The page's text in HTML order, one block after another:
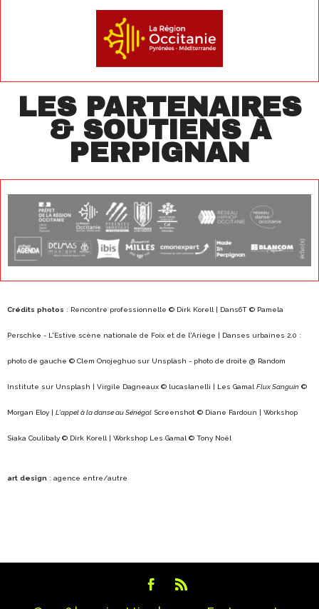
LES PARTENAIRES
& SOUTIENS À
PERPIGNAN
Crédits photos : Rencontre professionnelle © Dirk Korell | Dans6T © Pamela
Perschke - L'Estive scène nationale de Foix et de l'Ariège | Danses urbaines 2.0 :
photo de gauche © Clem Onojeghuo sur Unsplash - photo de droite @ Random
Institute sur Unsplash | Virgile Dagneaux © lucasIanelli | Les GamalFlux Sanguin ©
Morgan Eloy | L'appel à la danse au Sénégal Screenshot © Diane Fardoun | Workshop
Siaka Coulibaly © Dirk Korell | Workshop Les Gamal © Tony Noël
art design : agence entre/autre